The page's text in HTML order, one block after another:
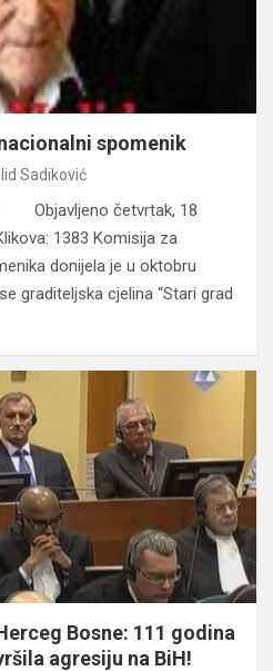
spomenik
Sadiković
Objavljeno četvrtak, 18
1383 Komisija za
donijela je u oktobru
graditeljska cjelina “Stari grad
Bosne: 111 godina
agresiju na BiH!